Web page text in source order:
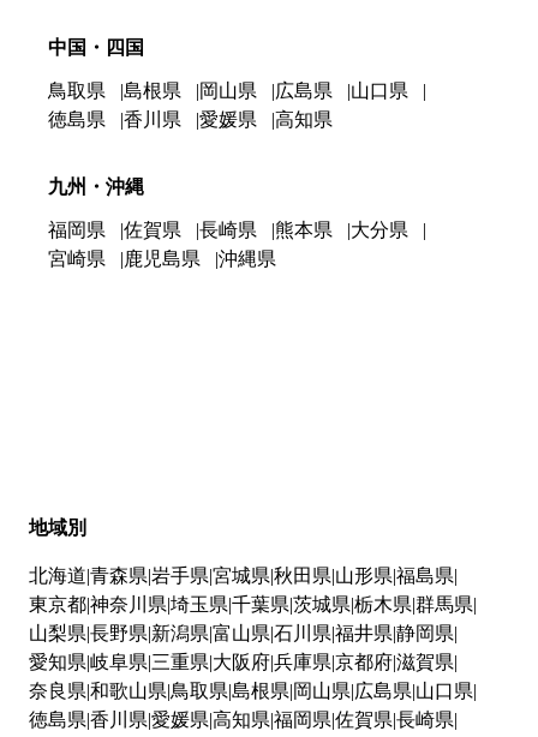
中国・四国
鳥取県 島根県 岡山県 広島県
山口県
徳島県
香川県 愛媛県 高知県
九州・沖縄
福岡県 佐賀県 長崎県 熊本県
大分県
宮崎県
鹿児島県 沖縄県
地域別
北海道 青森県 岩手県 宮城県 秋田県 山形県 福島県
東京都神奈川県 埼玉県 千葉県 茨城県 栃木県 群馬県
山梨県 長野県 新潟県 富山県 石川県 福井県 静岡県
愛知県 岐阜県 三重県 大阪府兵庫県 京都府滋賀県
奈良県 和歌山県 鳥取県 島根県 岡山県 広島県 山口県
徳島県 香川県 愛媛県 高知県 福岡県 佐賀県 長崎県